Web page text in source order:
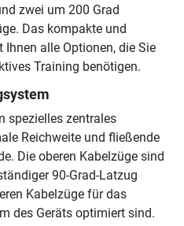
zwei um 200 Grad
Das kompakte und
alle Optionen, die Sie
Training benötigen.
spezielles zentrales
Reichweite und fließende
Die oberen Kabelzüge sind
90-Grad-Latzug
Kabelzüge für das
des Geräts optimiert sind.